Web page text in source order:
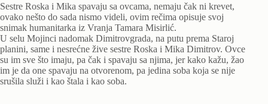
Sestre Roska i Mika spavaju sa ovcama, nemaju čak ni krevet,
ovako nešto do sada nismo videli, ovim rečima opisuje svoj
snimak humanitarka iz Vranja Tamara Misirlić.
U selu Mojinci nadomak Dimitrovgrada, na putu prema Staroj
planini, same i nesrećne žive sestre Roska i Mika Dimitrov. Ovce
su im sve što imaju, pa čak i spavaju sa njima, jer kako kažu, žao
im je da one spavaju na otvorenom, pa jedina soba koja se nije
srušila služi i kao štala i kao soba.